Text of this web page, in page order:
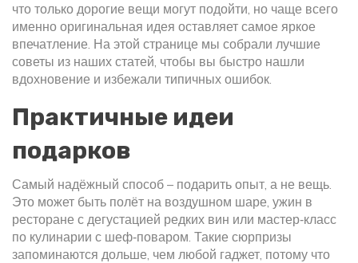
что только дорогие вещи могут подойти, но чаще всего
именно оригинальная идея оставляет самое яркое
впечатление. На этой странице мы собрали лучшие
советы из наших статей, чтобы вы быстро нашли
вдохновение и избежали типичных ошибок.
Практичные идеи
подарков
Самый надёжный способ – подарить опыт, а не вещь.
Это может быть полёт на воздушном шаре, ужин в
ресторане с дегустацией редких вин или мастер‑класс
по кулинарии с шеф‑поваром. Такие сюрпризы
запоминаются дольше, чем любой гаджет, потому что